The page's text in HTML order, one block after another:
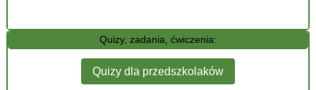
Quizy, zadania, ćwiczenia:
Quizy dla przedszkolaków